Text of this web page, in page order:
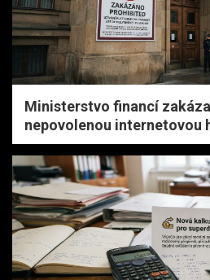
Ministerstvo financí
nepovolenou internetovou